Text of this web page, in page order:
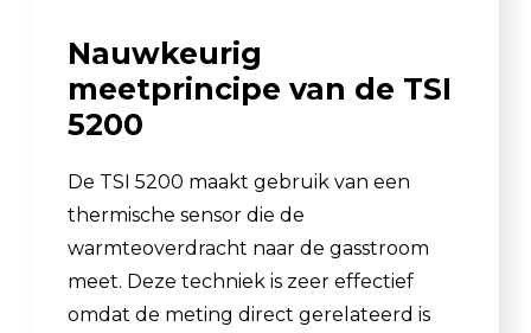
Nauwkeurig
meetprincipe van de TSI
5200
De TSI 5200 maakt gebruik van een
thermische sensor die de
warmteoverdracht naar de gasstroom
meet. Deze techniek is zeer effectief
omdat de meting direct gerelateerd is